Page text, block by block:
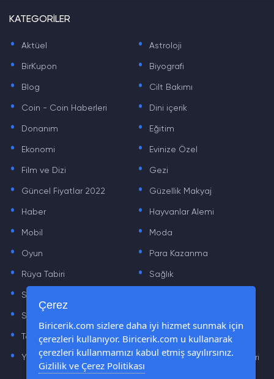
KATEGORİLER
. Aktüel . Astroloji
. BirKupon . Biyografi
. Blog . Cilt Bakımı
. Coin - Coin Haberleri . Dini içerik
. Donanım . Eğitim
. Ekonomi . Evinize Özel
. Film ve Dizi . Gezi
. Güncel Fiyatlar 2022 . Güzellik Makyaj
. Haber . Hayvanlar Alemi
. Mobil . Moda
. Oyun . Para Kazanma
. Rüya Tabiri . Sağlık
. Sinema .
. Sözler
. Teknoloji Haberleri . Yaşam
. Yazılım Haberleri . Yiyecek Önerileri ve Tarifleri
Çerez
Biricerik.com sizlere daha iyi hizmet sunmak için
çerezleri kullanıyor. Biricerik.com u kullanarak
çerezleri kullanmamızı kabul etmiş sayılırsınız.
Gizlilik ve Çerez Politikası